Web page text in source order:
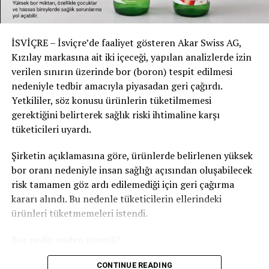
İSVİÇRE – İsviçre’de faaliyet gösteren Akar Swiss AG,
Kızılay markasına ait iki içeceği, yapılan analizlerde izin
verilen sınırın üzerinde bor (boron) tespit edilmesi
nedeniyle tedbir amacıyla piyasadan geri çağırdı.
Yetkililer, söz konusu ürünlerin tüketilmemesi
gerektiğini belirterek sağlık riski ihtimaline karşı
tüketicileri uyardı.
Şirketin açıklamasına göre, ürünlerde belirlenen yüksek
bor oranı nedeniyle insan sağlığı açısından oluşabilecek
risk tamamen göz ardı edilemediği için geri çağırma
kararı alındı. Bu nedenle tüketicilerin ellerindeki
ürünleri tüketmemeleri istendi.
Bor, doğada bulunan ve özellikle toprak ile yer altı
CONTINUE READING